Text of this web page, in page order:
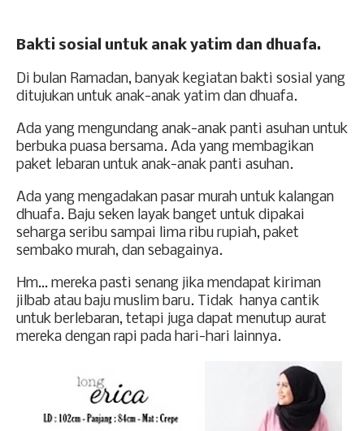
Bakti sosial untuk anak yatim dan dhuafa.
Di bulan Ramadan, banyak kegiatan bakti sosial yang
ditujukan untuk anak-anak yatim dan dhuafa.
Ada yang mengundang anak-anak panti asuhan untuk
berbuka puasa bersama. Ada yang membagikan
paket lebaran untuk anak-anak panti asuhan.
Ada yang mengadakan pasar murah untuk kalangan
dhuafa. Baju seken layak banget untuk dipakai
seharga seribu sampai lima ribu rupiah, paket
sembako murah, dan sebagainya.
Hm… mereka pasti senang jika mendapat kiriman
jilbab atau baju muslim baru. Tidak hanya cantik
untuk berlebaran, tetapi juga dapat menutup aurat
mereka dengan rapi pada hari-hari lainnya.